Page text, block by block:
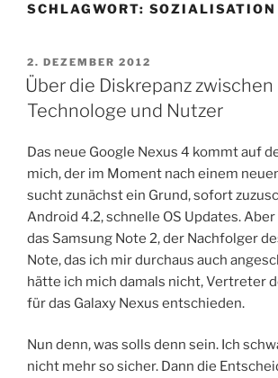
SCHLAGWORT: SOZIALISATION
VERÖFFENTLICHT
AM
2. DEZEMBER 2012
Über die Diskrepanz zwischen
Technologe und Nutzer
Das neue Google Nexus 4 kommt auf
mich, der im Moment nach einem
sucht zunächst ein Grund, sofort
Android 4.2, schnelle OS Updates. Aber
das Samsung Note 2, der Nachfolger
Note, das ich mir durchaus auch
hätte ich mich damals nicht, Vertreter
für das Galaxy Nexus entschieden.
Nun denn, was solls denn sein. Ich
nicht mehr so sicher. Dann die